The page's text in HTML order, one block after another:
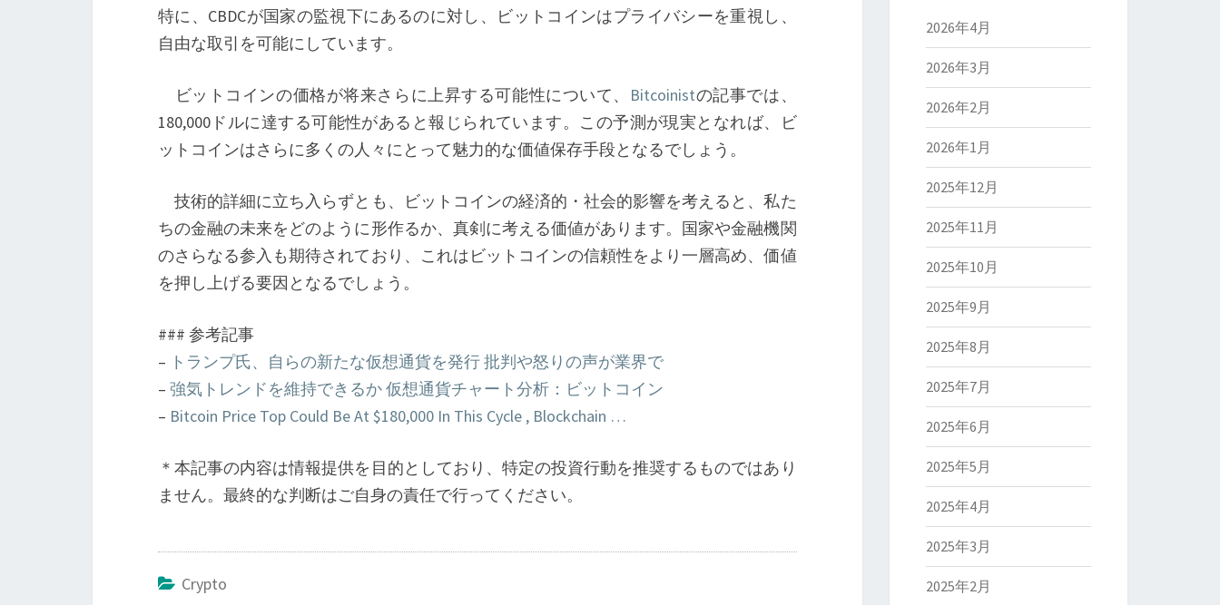
ン
の
強
ト
レ
ン
来
性
特に、CBDCが国家の監視下にあるのに対し、ビットコインはプライバシーを重視し、
自由な取引を可能にしています。
ビットコインの価格が将来さらに上昇する可能性について、 Bitcoinistの記事では、
180,000ドルに達する可能性があると報じられています。この予測が現実となれば、ビ
ットコインはさらに多くの人々にとって魅力的な価値保存手段となるでしょう。
技術的詳細に立ち入らずとも、ビットコインの経済的・社会的影響を考えると、私た
ちの金融の未来をどのように形作るか、真剣に考える価値があります。国家や金融機関
のさらなる参入も期待されており、これはビットコインの信頼性をより一層高め、価値
を押し上げる要因となるでしょう。
### 参考記事
– トランプ氏、自らの新たな仮想通貨を発行 批判や怒りの声が業界で
– 強気トレンドを維持できるか 仮想通貨チャート分析：ビットコイン
– Bitcoin Price Top Could Be At $180,000 In This Cycle , Blockchain …
＊本記事の内容は情報提供を目的としており、特定の投資行動を推奨するものではあり
ません。最終的な判断はご自身の責任で行ってください。
Crypto
2026年4月
2026年3月
2026年2月
2026年1月
2025年12月
2025年11月
2025年10月
2025年9月
2025年8月
2025年7月
2025年6月
2025年5月
2025年4月
2025年3月
2025年2月